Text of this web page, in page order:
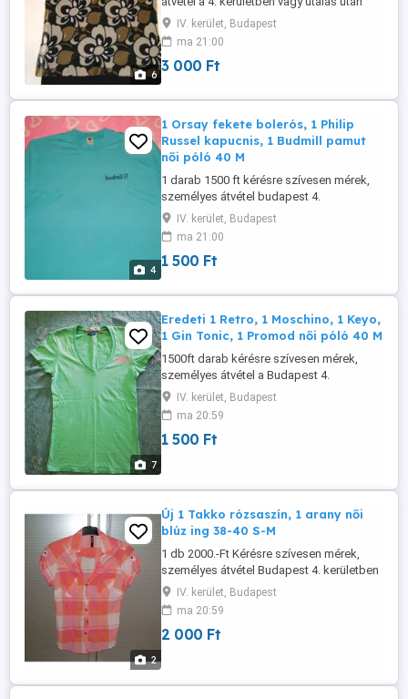
6
postázom. 1 darab 3000 ft
IV. kerület, Budapest
ma 21:00
3 000 Ft
4
1 Orsay fekete bolerós, 1 Philip
Russel kapucnis, 1 Budmill pamut
női póló 40 M
1 darab 1500 ft kérésre szívesen mérek,
személyes átvétel budapest 4.
káposztásmegyren vagy előre utalás után
postázom.
IV. kerület, Budapest
ma 21:00
1 500 Ft
7
Eredeti 1 Retro, 1 Moschino, 1 Keyo,
1 Gin Tonic, 1 Promod női póló 40 M
1500ft darab kérésre szívesen mérek,
személyes átvétel a Budapest 4.
Káposztásmegyeren vagy utalás után
postázom.
IV. kerület, Budapest
ma 20:59
1 500 Ft
2
Új 1 Takko rózsaszín, 1 arany női
blúz ing 38-40 S-M
1 db 2000.-Ft Kérésre szívesen mérek,
személyes átvétel Budapest 4. kerületben
vagy utalás után postázom
IV. kerület, Budapest
ma 20:59
2 000 Ft